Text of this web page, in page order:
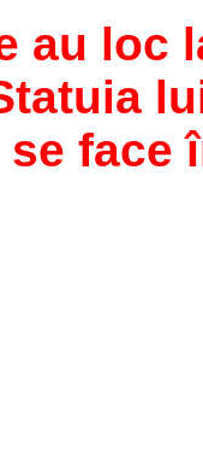
au loc
se face